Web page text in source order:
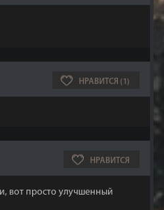
НРАВИТСЯ (1)
НРАВИТСЯ
вот просто улучшенный